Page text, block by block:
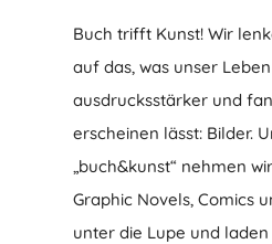
Buch trifft Kunst! Wir
auf das, was unser
ausdrucksstärker und
erscheinen lässt: Bilder.
„buch&kunst“ nehmen
Graphic Novels, Comics
unter die Lupe und